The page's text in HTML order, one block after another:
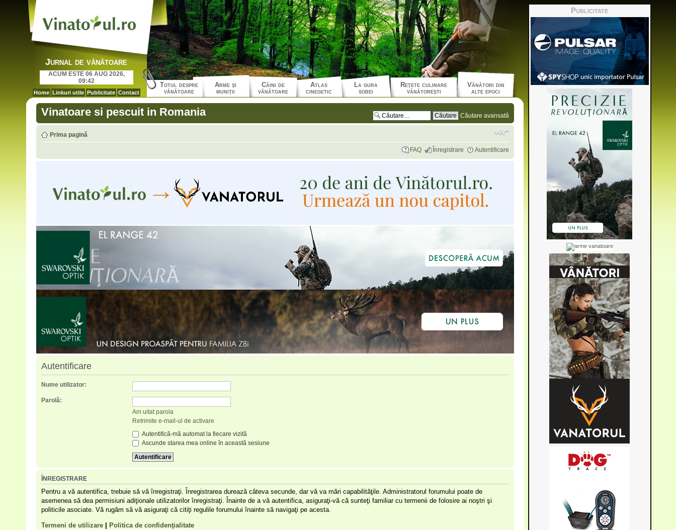
Jurnal de vânătoare
ACUM ESTE 06 AUG 2026,
09:42
Home Linkuri utile Publicitate Contact
Totul despre
vânătoare
Arme şi
muniţii
Câini de
vânătoare
Atlas
cinegetic
La gura
sobei
Reţete culinare
vânătoreşti
Vânători din
alte epoci
Vinatoare si pescuit in Romania Căutare avansată
Prima pagină
FAQ Înregistrare Autentificare
Autentificare
Nume utilizator:
Parolă:
Am uitat parola
Retrimite e-mail-ul de activare
Autentifică-mă automat la fiecare vizită
Ascunde starea mea online în această sesiune
ÎNREGISTRARE
Pentru a vă autentifica, trebuie să vă înregistraţi. Înregistrarea durează câteva secunde, dar vă va mări capabilităţile. Administratorul forumului poate de
asemenea să dea permisiuni adiţionale utilizatorilor înregistraţi. Înainte de a vă autentifica, asiguraţi-vă că sunteţi familiar cu termenii de folosire ai noştri şi
politicile asociate. Vă rugăm să vă asiguraţi că citiţi regulile forumului înainte să navigaţi pe acesta.
Termeni de utilizare| Politica de confidenţialitate
Publicitate